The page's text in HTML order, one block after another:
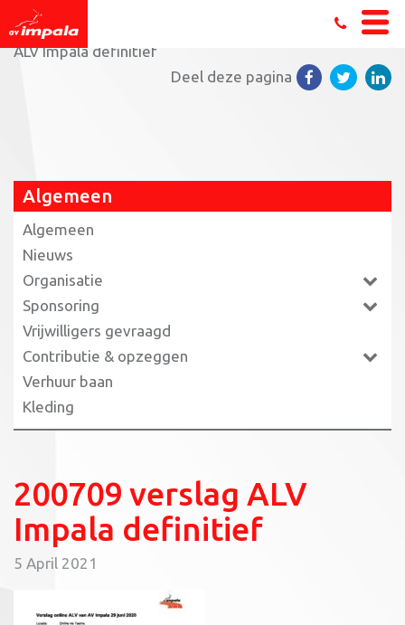
Home»12 april online ALV & pubquiz
200709 verslag
ALV Impala definitief
Deel deze pagina
Algemeen
Algemeen
Nieuws
Organisatie
Sponsoring
Vrijwilligers gevraagd
Contributie & opzeggen
Verhuur baan
Kleding
200709 verslag ALV
Impala definitief
5 April 2021